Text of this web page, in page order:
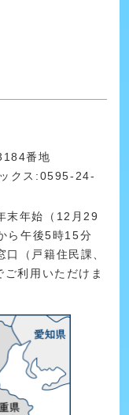
番地
クス:0595-24-
末年始（12月29
ら午後5時15分
（戸籍住民課、
利用いただけま